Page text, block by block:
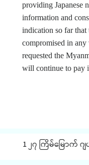
providing Japanese
information and
indication so far that
compromised in any
requested the
will continue to pay
1 ၂၇ ကြိမ်မြောက် ဂ